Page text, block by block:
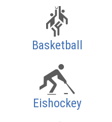
Basketball
Eishockey